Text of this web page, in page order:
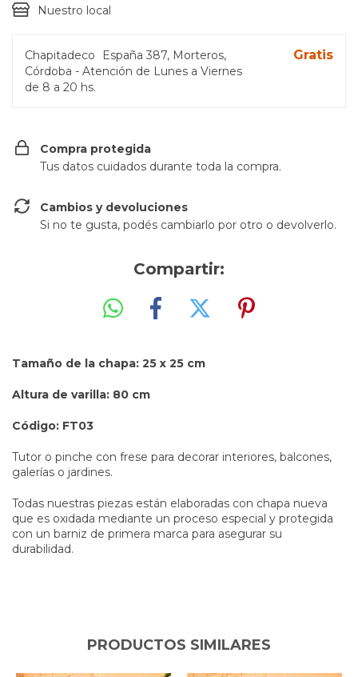
Nuestro local
Chapitadeco
España 387, Morteros,
Córdoba - Atención de Lunes a Viernes
de 8 a 20 hs.
Gratis
Compra protegida
Tus datos cuidados durante toda la compra.
Cambios y devoluciones
Si no te gusta, podés cambiarlo por otro o devolverlo.
Compartir:
Tamaño de la chapa: 25 x 25 cm
Altura de varilla: 80 cm
Código: FT03
Tutor o pinche con frese para decorar interiores, balcones,
galerías o jardines.
Todas nuestras piezas están elaboradas con chapa nueva
que es oxidada mediante un proceso especial y protegida
con un barniz de primera marca para asegurar su
durabilidad.
PRODUCTOS SIMILARES